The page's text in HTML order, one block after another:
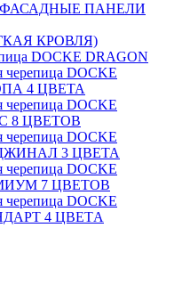
ФАСАДНЫЕ ПАНЕЛИ
КРОВЛЯ)
DOCKE DRAGON
черепица DOCKE
4 ЦВЕТА
черепица DOCKE
8 ЦВЕТОВ
черепица DOCKE
3 ЦВЕТА
черепица DOCKE
7 ЦВЕТОВ
черепица DOCKE
4 ЦВЕТA